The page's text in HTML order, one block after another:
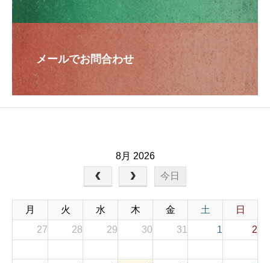
メールでお問合わせ
8月 2026
今日
月 火 水 木 金 土
日
27
28 29 30 31 1 2